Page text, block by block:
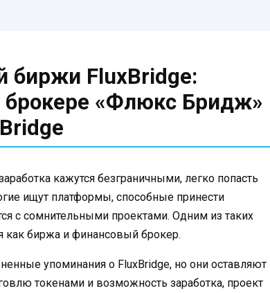
биржи FluxBridge:
«Флюкс Бридж»
кажутся безграничными, легко попасть
ищут платформы, способные принести
с сомнительными проектами. Одним из таких
как биржа и финансовый брокер.
упоминания о FluxBridge, но они оставляют
токенами и возможность заработка, проект